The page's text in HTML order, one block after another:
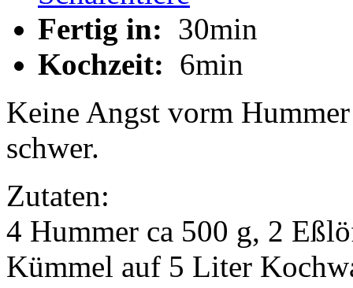
Fertig in: 30min
Kochzeit: 6min
Keine Angst vorm
schwer.
Zutaten:
4 Hummer ca 500 g, 2
Kümmel auf 5 Liter